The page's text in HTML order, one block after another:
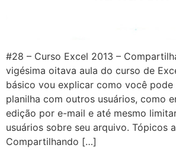
#28 – Curso Excel 2013 –
vigésima oitava aula do curso de
básico vou explicar como você
planilha com outros usuários, como
edição por e-mail e até mesmo
usuários sobre seu arquivo. Tópicos
Compartilhando […]